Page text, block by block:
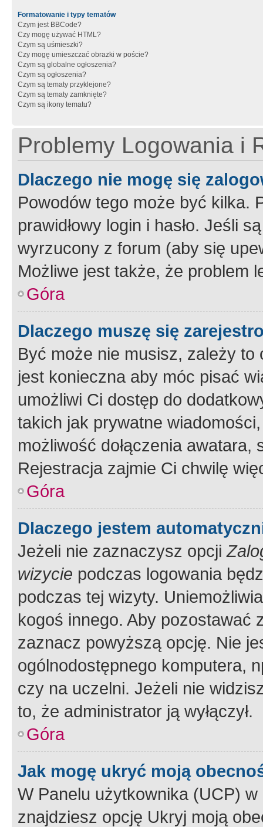
Formatowanie i typy tematów
Czym jest BBCode?
Czy mogę używać HTML?
Czym są uśmieszki?
Czy mogę umieszczać obrazki w poście?
Czym są globalne ogłoszenia?
Czym są ogłoszenia?
Czym są tematy przyklejone?
Czym są tematy zamknięte?
Czym są ikony tematu?
Problemy Logowania i
Dlaczego nie mogę się
Powodów tego może być kilka.
prawidłowy login i hasło. Jeśli
wyrzucony z forum (aby się
Możliwe jest także, że problem
Góra
Dlaczego muszę się
Być może nie musisz, zależy
jest konieczna aby móc pisać
umożliwi Ci dostęp do
takich jak prywatne
możliwość dołączenia
Rejestracja zajmie Ci chwilę
Góra
Dlaczego jestem
Jeżeli nie zaznaczysz opcji
wizycie podczas logowania
podczas tej wizyty.
kogoś innego. Aby pozostawać
zaznacz powyższą opcję. Nie
ogólnodostępnego komputera,
czy na uczelni. Jeżeli nie
to, że administrator ją wyłączył.
Góra
Jak mogę ukryć moją
W Panelu użytkownika (UCP) w
znajdziesz opcję Ukryj moją